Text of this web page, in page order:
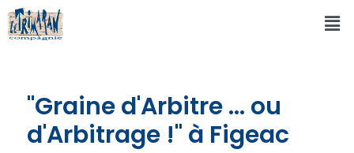
"Graine d'Arbitre ... ou
d'Arbitrage !" à Figeac